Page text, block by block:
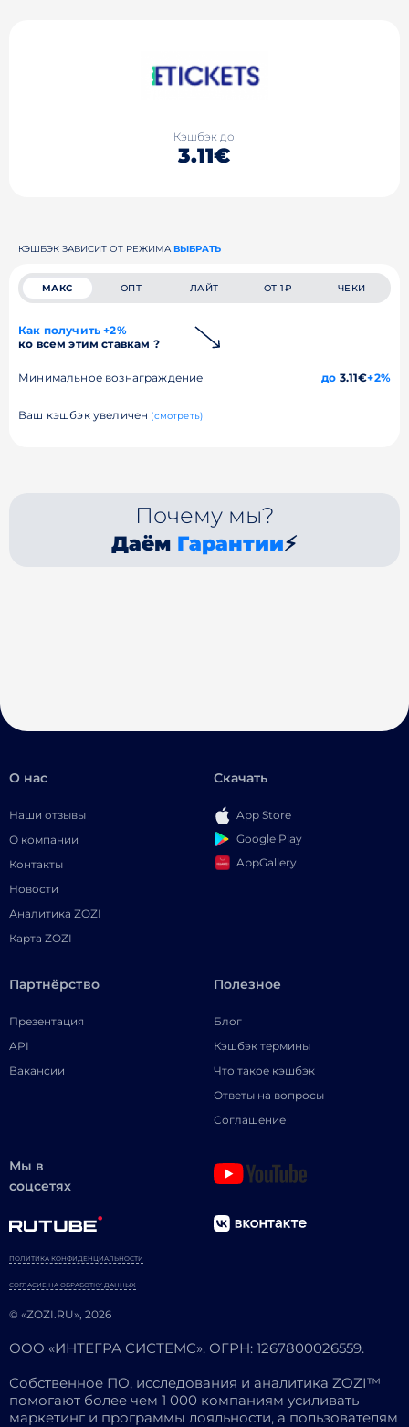
Кэшбэк до
3.11€
КЭШБЭК ЗАВИСИТ ОТ РЕЖИМА ВЫБРАТЬ
МАКС ОПТ ЛАЙТ ОТ 1₽ ЧЕКИ
Как получить +2%
ко всем этим ставкам ?
Минимальное вознаграждение до 3.11€+2%
Ваш кэшбэк увеличен (смотреть)
Почему мы?
Даём Гарантии⚡
О нас
Наши отзывы
О компании
Контакты
Новости
Аналитика ZOZI
Карта ZOZI
Скачать
App Store
Google Play
AppGallery
Партнёрство
Презентация
API
Вакансии
Полезное
Блог
Кэшбэк термины
Что такое кэшбэк
Ответы на вопросы
Соглашение
Мы в
соцсетях
© «ZOZI.RU», 2026
ПОЛИТИКА КОНФИДЕНЦИАЛЬНОСТИ
СОГЛАСИЕ НА ОБРАБОТКУ ДАННЫХ
ООО «ИНТЕГРА СИСТЕМС». ОГРН: 1267800026559.
Собственное ПО, исследования и аналитика ZOZI™
помогают более чем 1 000 компаниям усиливать
маркетинг и программы лояльности, а пользователям